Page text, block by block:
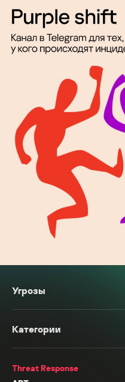
Угрозы
Категории
Threat Response